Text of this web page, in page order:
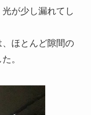
が少し漏れてし
ほとんど隙間の
。